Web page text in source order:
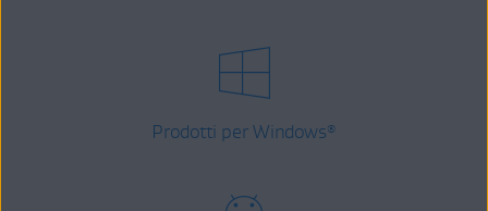
Prodotti per Windows®